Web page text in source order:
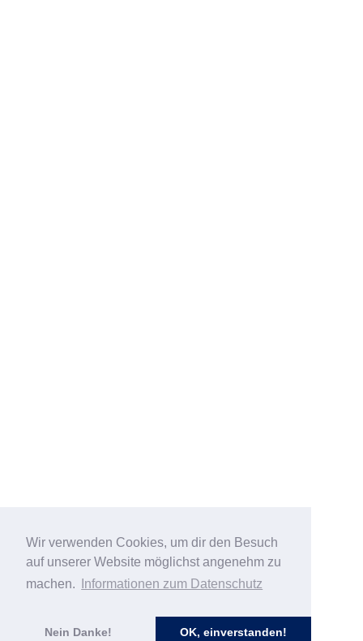
Wir verwenden Cookies, um dir den Besuch
auf unserer Website möglichst angenehm zu
machen.
Informationen zum Datenschutz
Nein Danke! OK, einverstanden!